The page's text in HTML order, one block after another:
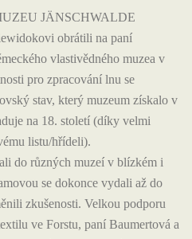
JÄNSCHWALDE
obrátili na paní
vlastivědného muzea v
pro zpracování lnu se
stav, který muzeum získalo v
na 18. století (díky velmi
listu/hřídeli).
do různých muzeí v blízkém i
se dokonce vydali až do
zkušenosti. Velkou podporu
ve Forstu, paní Baumertová a